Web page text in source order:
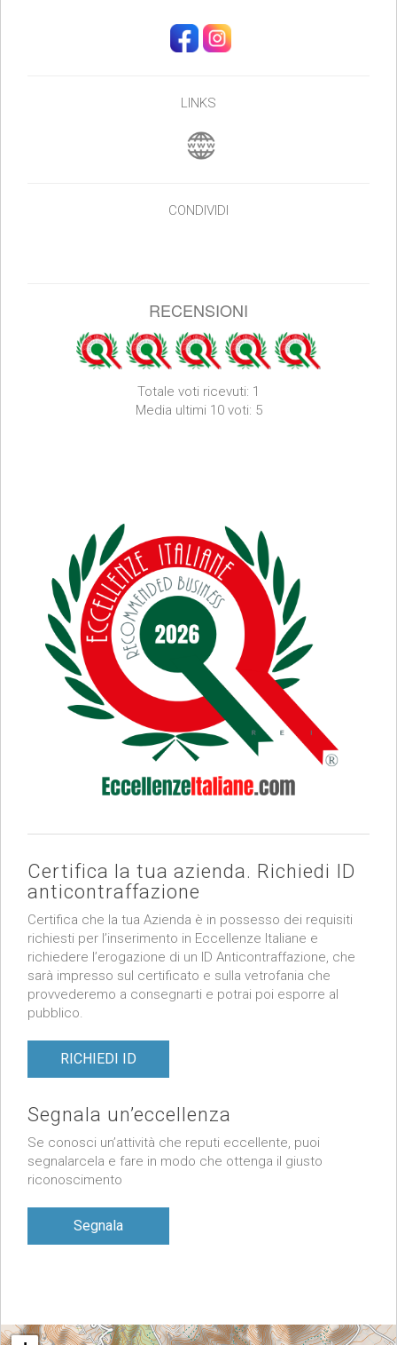
LINKS
CONDIVIDI
RECENSIONI
Totale voti ricevuti: 1
Media ultimi 10 voti: 5
Certifica la tua azienda. Richiedi ID
anticontraffazione
Certifica che la tua Azienda è in possesso dei requisiti
richiesti per l’inserimento in Eccellenze Italiane e
richiedere l’erogazione di un ID Anticontraffazione, che
sarà impresso sul certificato e sulla vetrofania che
provvederemo a consegnarti e potrai poi esporre al
pubblico.
RICHIEDI ID
Segnala un’eccellenza
Se conosci un’attività che reputi eccellente, puoi
segnalarcela e fare in modo che ottenga il giusto
riconoscimento
Segnala